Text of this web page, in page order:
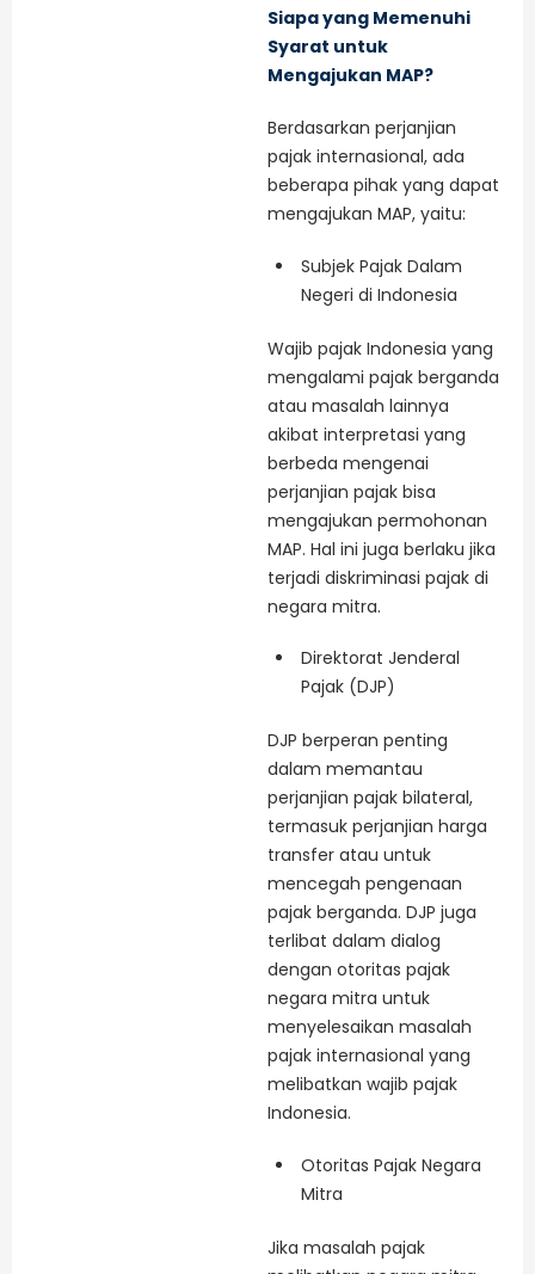
Siapa yang Memenuhi
Syarat untuk
Mengajukan MAP?
Berdasarkan perjanjian
pajak internasional, ada
beberapa pihak yang dapat
mengajukan MAP, yaitu:
Subjek Pajak Dalam
Negeri di Indonesia
Wajib pajak Indonesia yang
mengalami pajak berganda
atau masalah lainnya
akibat interpretasi yang
berbeda mengenai
perjanjian pajak bisa
mengajukan permohonan
MAP. Hal ini juga berlaku jika
terjadi diskriminasi pajak di
negara mitra.
Direktorat Jenderal
Pajak (DJP)
DJP berperan penting
dalam memantau
perjanjian pajak bilateral,
termasuk perjanjian harga
transfer atau untuk
mencegah pengenaan
pajak berganda. DJP juga
terlibat dalam dialog
dengan otoritas pajak
negara mitra untuk
menyelesaikan masalah
pajak internasional yang
melibatkan wajib pajak
Indonesia.
Otoritas Pajak Negara
Mitra
Jika masalah pajak